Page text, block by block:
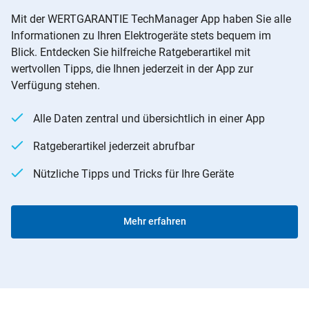
Mit der WERTGARANTIE TechManager App haben Sie alle
Informationen zu Ihren Elektrogeräte stets bequem im
Blick. Entdecken Sie hilfreiche Ratgeberartikel mit
wertvollen Tipps, die Ihnen jederzeit in der App zur
Verfügung stehen.
Alle Daten zentral und übersichtlich in einer App
Ratgeberartikel jederzeit abrufbar
Nützliche Tipps und Tricks für Ihre Geräte
Mehr erfahren